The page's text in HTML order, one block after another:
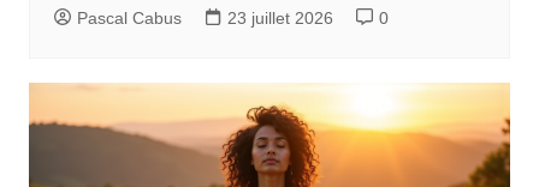
Pascal Cabus 23 juillet 2026 0